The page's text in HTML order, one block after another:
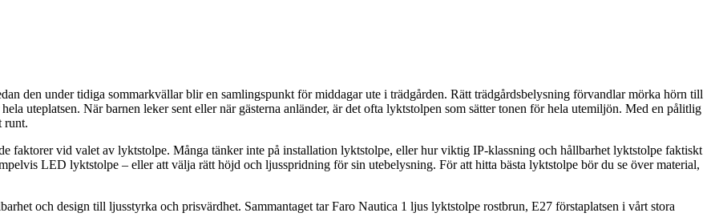
den under tidiga sommarkvällar blir en samlingspunkt för middagar ute i trädgården. Rätt trädgårdsbelysning förvandlar mörka hörn till
uteplatsen. När barnen leker sent eller när gästerna anländer, är det ofta lyktstolpen som sätter tonen för hela utemiljön. Med en pålitlig
runt.
faktorer vid valet av lyktstolpe. Många tänker inte på installation lyktstolpe, eller hur viktig IP-klassning och hållbarhet lyktstolpe faktiskt
LED lyktstolpe – eller att välja rätt höjd och ljusspridning för sin utebelysning. För att hitta bästa lyktstolpe bör du se över material,
och design till ljusstyrka och prisvärdhet. Sammantaget tar Faro Nautica 1 ljus lyktstolpe rostbrun, E27 förstaplatsen i vårt stora